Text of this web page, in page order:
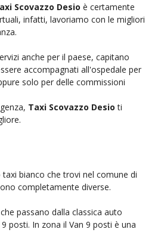
Scovazzo Desio è certamente
infatti, lavoriamo con le migliori
anche per il paese, capitano
accompagnati all'ospedale per
solo per delle commissioni
Taxi Scovazzo Desio ti
bianco che trovi nel comune di
completamente diverse.
passano dalla classica auto
posti. In zona il Van 9 posti è una